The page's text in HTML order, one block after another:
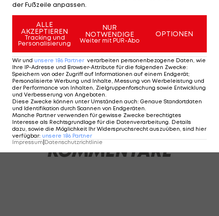
wird.
Auffällig ist der Sponsor CATL, laut Wikipedia der
größte chinesische Hersteller von Lithium-Ionen-
Akkumulatoren sowie der weltgrößte Hersteller
von Batterien für Elektroautos.
2 VON 13
KOMMENTARE
der Fußzeile anpassen.
ALLE
AKZEPTIEREN
Tracking und
Personalisierung
NUR
NOTWENDIGE
Weiter mit PUR-Abo
OPTIONEN
Wir und unsere 186 Partner verarbeiten personenbezogene Daten, wie
Ihre IP-Adresse und Browser-Attribute für die folgenden Zwecke:
Speichern von oder Zugriff auf Informationen auf einem Endgerät;
Personalisierte Werbung und Inhalte, Messung von Werbeleistung und
der Performance von Inhalten, Zielgruppenforschung sowie Entwicklung
und Verbesserung von Angeboten.
Diese Zwecke können unter Umständen auch: Genaue Standortdaten
und Identifikation durch Scannen von Endgeräten.
Manche Partner verwenden für gewisse Zwecke berechtigtes
Interesse als Rechtsgrundlage für die Datenverarbeitung. Details
dazu, sowie die Möglichkeit Ihr Widerspruchsrecht auszuüben, sind hier
verfügbar: unsere 186 Partner
Impressum Datenschutzrichtlinie